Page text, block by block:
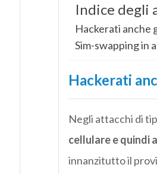
Indice degli
Hackerati anche
Sim-swapping in
Hackerati
Negli attacchi di
cellulare e quindi
innanzitutto il